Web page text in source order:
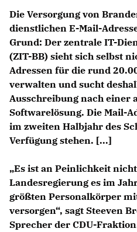
Die Versorgung von
dienstlichen E-Mail-
Grund: Der zentrale IT-
(ZIT-BB) sieht sich selbst
Adressen für die rund
verwalten und sucht
Ausschreibung nach einer
Softwarelösung. Die Mail-
im zweiten Halbjahr des
Verfügung stehen. [...]
Es ist an Peinlichkeit nicht
Landesregierung es im
größten Personalkörper
versorgen“, sagt Steeven
Sprecher der CDU-